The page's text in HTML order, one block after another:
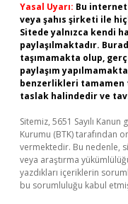
Yasal Uyarı: Bu
veya şahıs şirketi ile
Sitede yalnızca kendi
paylaşılmaktadır.
taşımamakta olup,
paylaşım
benzerlikleri
taslak halindedir ve
Sitemiz, 5651 Sayılı
Kurumu (BTK) tarafından
vermektedir. Bu nedenle,
veya araştırma
yazdıkları içeriklerin
bu sorumluluğu kabul